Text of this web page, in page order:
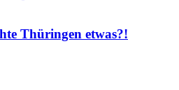
Thüringen etwas?!